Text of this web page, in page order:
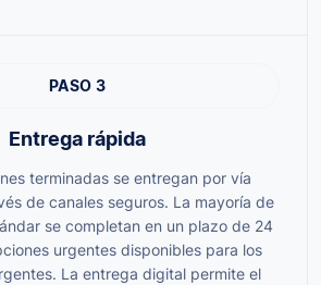
PASO 3
Entrega rápida
terminadas se entregan por vía
de canales seguros. La mayoría de
se completan en un plazo de 24
urgentes disponibles para los
La entrega digital permite el